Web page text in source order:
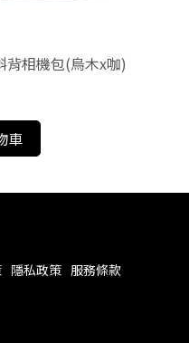
背相機包(烏木x咖)
車
隱私政策 服務條款